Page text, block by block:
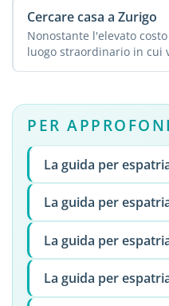
Cercare casa a Zurigo
Nonostante l'elevato
luogo straordinario in cui
PER
La guida per
La guida per
La guida per
La guida per